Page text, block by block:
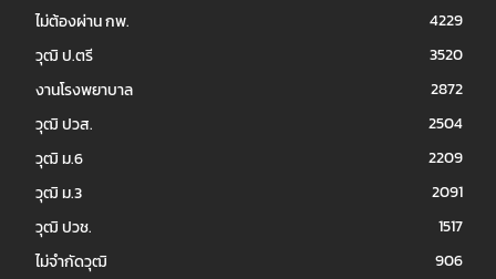
ไม่ต้องผ่าน กพ.
4229
วุฒิ ป.ตรี
3520
งานโรงพยาบาล
2872
วุฒิ ปวส.
2504
วุฒิ ม.6
2209
วุฒิ ม.3
2091
วุฒิ ปวช.
1517
ไม่จำกัดวุฒิ
906